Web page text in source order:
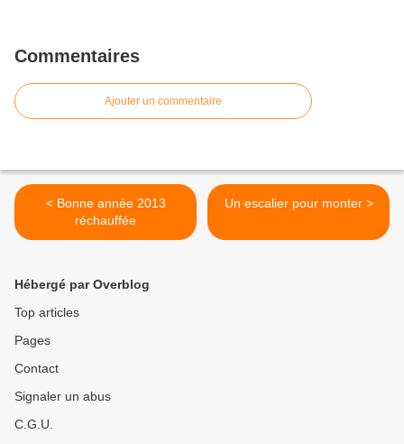
Commentaires
Ajouter un commentaire
< Bonne année 2013
réchauffée
Un escalier pour monter >
Hébergé par Overblog
Top articles
Pages
Contact
Signaler un abus
C.G.U.